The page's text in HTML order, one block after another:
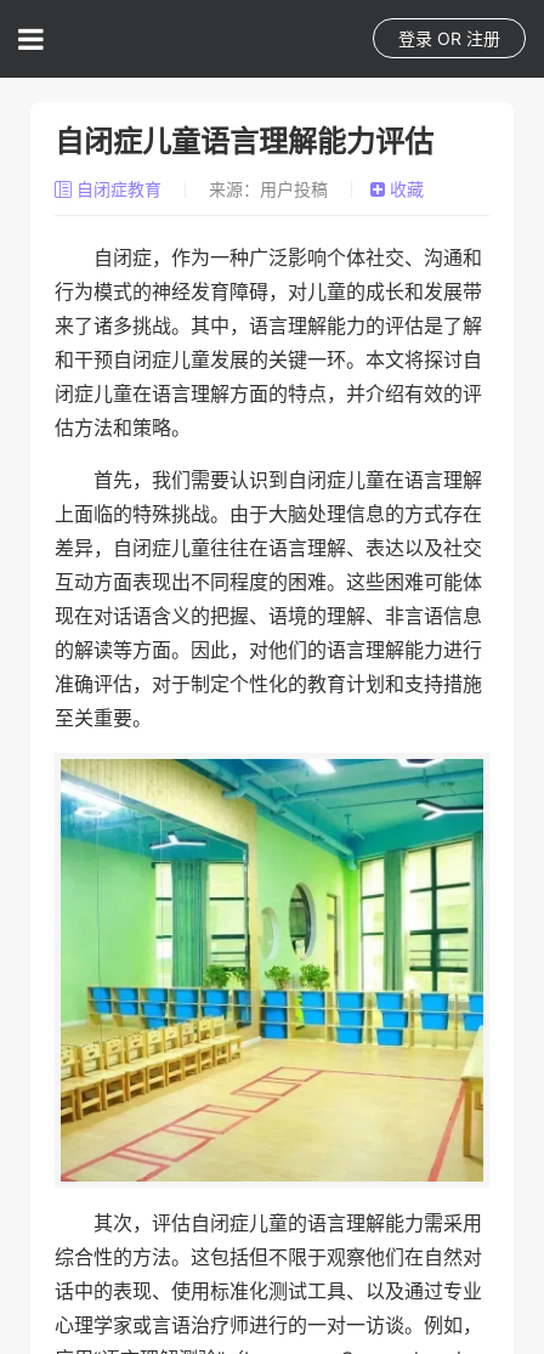
登录 OR 注册
自闭症儿童语言理解能力评估
自闭症教育 来源：用户投稿 收藏
自闭症，作为一种广泛影响个体社交、沟通和
行为模式的神经发育障碍，对儿童的成长和发展带
来了诸多挑战。其中，语言理解能力的评估是了解
和干预自闭症儿童发展的关键一环。本文将探讨自
闭症儿童在语言理解方面的特点，并介绍有效的评
估方法和策略。
首先，我们需要认识到自闭症儿童在语言理解
上面临的特殊挑战。由于大脑处理信息的方式存在
差异，自闭症儿童往往在语言理解、表达以及社交
互动方面表现出不同程度的困难。这些困难可能体
现在对话语含义的把握、语境的理解、非言语信息
的解读等方面。因此，对他们的语言理解能力进行
准确评估，对于制定个性化的教育计划和支持措施
至关重要。
其次，评估自闭症儿童的语言理解能力需采用
综合性的方法。这包括但不限于观察他们在自然对
话中的表现、使用标准化测试工具、以及通过专业
心理学家或言语治疗师进行的一对一访谈。例如，